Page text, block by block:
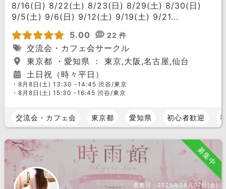
8/16(日) 8/22(土) 8/23(日) 8/29(土) 8/30(日)
9/5(土) 9/6(日) 9/12(土) 9/19(土) 9/21...
5.00
22 件
交流会・カフェ会サークル
東京都 ・愛知県 ： 東京,大阪,名古屋,仙台
土日祝（時々平日）
・8月8日(土) 13:30 -14:45 渋谷/東京
・8月8日(土) 15:30 -16:45 渋谷/東京
交流会・カフェ会 東京都 愛知県 初心者歓迎
募集中
更新日： 2026年08月07日(金)